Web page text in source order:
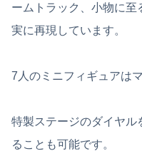
ームトラック、小物に至
実に再現しています。
7人のミニフィギュアは
特製ステージのダイヤル
ることも可能です。